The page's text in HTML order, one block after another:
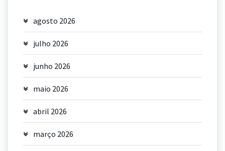
agosto 2026
julho 2026
junho 2026
maio 2026
abril 2026
março 2026